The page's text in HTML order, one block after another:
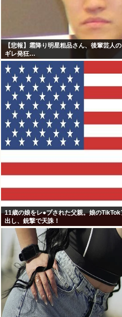
【悲報】霜降り明星粗品さん、後輩芸人
ギレ発狂…
11歳の娘をレ●プされた父親。娘の
出し、銃撃で天誅！